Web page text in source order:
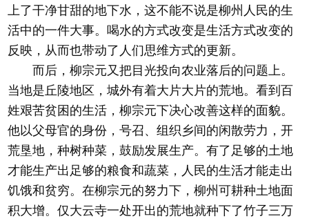
上了干净甘甜的地下水，这不能不说是柳州人民的生
活中的一件大事。喝水的方式改变是生活方式改变的
反映，从而也带动了人们思维方式的更新。
而后，柳宗元又把目光投向农业落后的问题上。
当地是丘陵地区，城外有着大片大片的荒地。看到百
姓艰苦贫困的生活，柳宗元下决心改善这样的面貌。
他以父母官的身份，号召、组织乡间的闲散劳力，开
荒垦地，种树种菜，鼓励发展生产。有了足够的土地
才能生产出足够的粮食和蔬菜，人民的生活才能走出
饥饿和贫穷。在柳宗元的努力下，柳州可耕种土地面
积大增。仅大云寺一处开出的荒地就种下了竹子三万